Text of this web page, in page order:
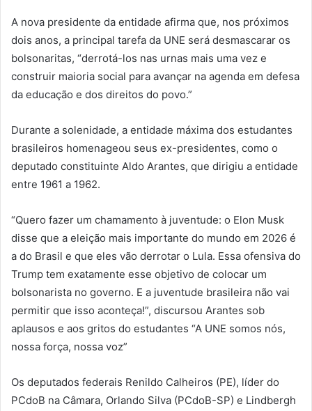
A nova presidente da entidade afirma que, nos próximos
dois anos, a principal tarefa da UNE será desmascarar os
bolsonaritas, “derrotá-los nas urnas mais uma vez e
construir maioria social para avançar na agenda em defesa
da educação e dos direitos do povo.”
Durante a solenidade, a entidade máxima dos estudantes
brasileiros homenageou seus ex-presidentes, como o
deputado constituinte Aldo Arantes, que dirigiu a entidade
entre 1961 a 1962.
“Quero fazer um chamamento à juventude: o Elon Musk
disse que a eleição mais importante do mundo em 2026 é
a do Brasil e que eles vão derrotar o Lula. Essa ofensiva do
Trump tem exatamente esse objetivo de colocar um
bolsonarista no governo. E a juventude brasileira não vai
permitir que isso aconteça!”, discursou Arantes sob
aplausos e aos gritos do estudantes “A UNE somos nós,
nossa força, nossa voz”
Os deputados federais Renildo Calheiros (PE), líder do
PCdoB na Câmara, Orlando Silva (PCdoB-SP) e Lindbergh